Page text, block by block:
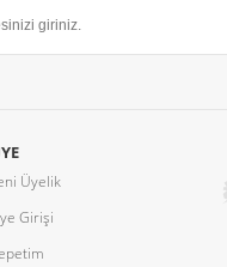
Üyelik
Girişi